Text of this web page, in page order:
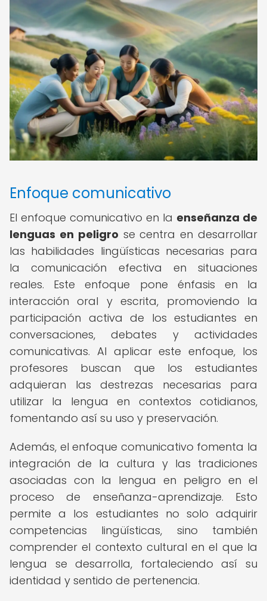
Enfoque comunicativo
El enfoque comunicativo en la enseñanza de
lenguas en peligro se centra en desarrollar
las habilidades lingüísticas necesarias para
la comunicación efectiva en situaciones
reales. Este enfoque pone énfasis en la
interacción oral y escrita, promoviendo la
participación activa de los estudiantes en
conversaciones, debates y actividades
comunicativas. Al aplicar este enfoque, los
profesores buscan que los estudiantes
adquieran las destrezas necesarias para
utilizar la lengua en contextos cotidianos,
fomentando así su uso y preservación.
Además, el enfoque comunicativo fomenta la
integración de la cultura y las tradiciones
asociadas con la lengua en peligro en el
proceso de enseñanza-aprendizaje. Esto
permite a los estudiantes no solo adquirir
competencias lingüísticas, sino también
comprender el contexto cultural en el que la
lengua se desarrolla, fortaleciendo así su
identidad y sentido de pertenencia.